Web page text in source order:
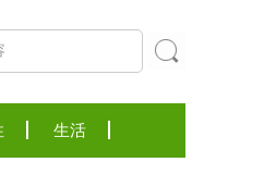
生活